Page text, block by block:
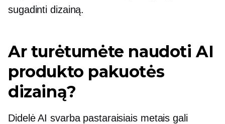
sugadinti dizainą.
Ar turėtumėte naudoti AI
produkto pakuotės
dizainą?
Didelė AI svarba pastaraisiais metais gali